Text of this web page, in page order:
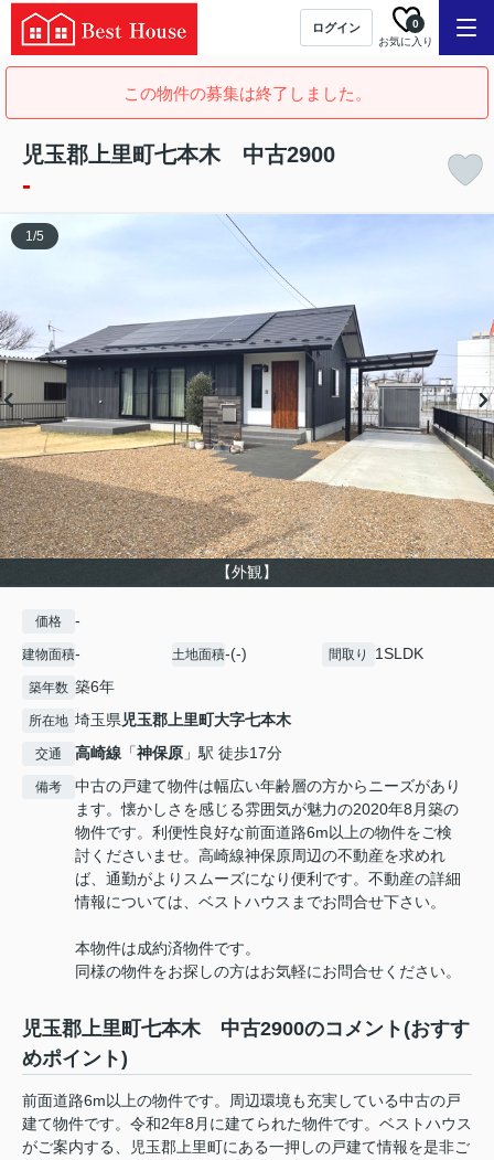
ログイン
お気に入り
0
この物件の募集は終了しました。
児玉郡上里町七本木 中古2900
-
【外観】
1/5
価格 -
建物面積- 土地面積-(-) 間取り 1SLDK
築年数 築6年
所在地 埼玉県児玉郡上里町大字七本木
交通 高崎線 「神保原 」駅 徒歩17分
備考
中古の戸建て物件は幅広い年齢層の方からニーズがあり
ます。懐かしさを感じる雰囲気が魅力の2020年8月築の
物件です。利便性良好な前面道路6m以上の物件をご検
討くださいませ。高崎線神保原周辺の不動産を求めれ
ば、通勤がよりスムーズになり便利です。不動産の詳細
情報については、ベストハウスまでお問合せ下さい。
本物件は成約済物件です。
同様の物件をお探しの方はお気軽にお問合せください。
児玉郡上里町七本木 中古2900のコメント(おすす
めポイント)
前面道路6m以上の物件です。周辺環境も充実している中古の戸
建て物件です。令和2年8月に建てられた物件です。ベストハウス
がご案内する、児玉郡上里町にある一押しの戸建て情報を是非ご